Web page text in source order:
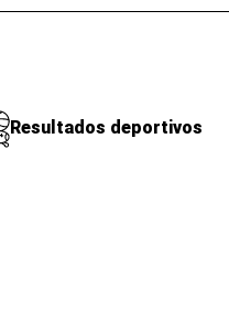
Resultados deportivos